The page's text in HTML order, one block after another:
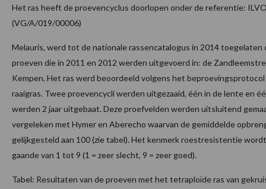
Het ras heeft de proevencyclus doorlopen onder de referentie:
(VG/A/019/00006)
Melauris, werd tot de nationale rassencatalogus in 2014 toegelaten
proeven die in 2011 en 2012 werden uitgevoerd in: de
Kempen. Het ras werd beoordeeld volgens het
raaigras. Twee proevencycli werden uitgezaaid, één in de lente en
werden 2 jaar uitgebaat. Deze proefvelden werden uitsluitend
vergeleken met Hymer en Aberecho waarvan de gemiddelde
gelijkgesteld aan 100 (zie tabel). Het kenmerk roestresistentie
gaande van 1 tot 9 (1 = zeer slecht, 9 = zeer goed).
Tabel: Resultaten van de proeven met het tetraploïde ras van